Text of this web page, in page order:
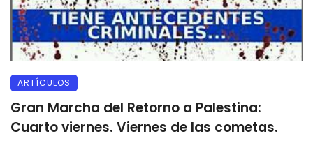
ARTÍCULOS
Gran Marcha del Retorno a Palestina:
Cuarto viernes. Viernes de las cometas.